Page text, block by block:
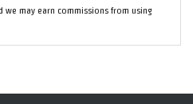
we may earn commissions from using